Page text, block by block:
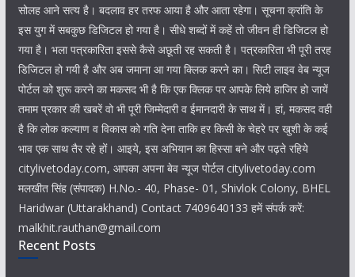
सोलह आने सत्य है। बदलाव हर तरफ आया है और आता रहेगा। सूचना क्रांति के
इस युग में सबकुछ डिजिटल हो गया है। सीधे शब्दों में कहें तो जीवन ही डिजिटल हो
गया है। भला पत्रकारिता इससे कैसे अछूती रह सकती है। पत्रकारिता भी पूरी तरह
डिजिटल हो गयी है और अब जमाना आ गया क्लिक करने का। सिटी लाइव वेब न्यूज
पोर्टल को शुरू करने का मकसद भी है कि एक क्लिक पर आपके लिये हाजिर हो जायें
तमाम प्रकार की खबरें वो भी पूरी जिम्मेदारी व ईमानदारी के साथ में। हां, मकसद वही
है कि लोक कल्याण व विकास को गति देना ताकि हर किसी के चेहरे पर खुशी के कई
भाव एक साथ तैर रहे हों। आइये, इस अभियान का हिस्सा बने और पढ़ते रहिये
citylivetoday.com, आपका अपना बेव न्यूज पोर्टल citylivetoday.com
मलखीत सिंह (संपादक) H.No.- 40, Phase- 01, Shivlok Colony, BHEL
Haridwar (Uttarakhand) Contact 7409640133 हमें संपर्क करें:
malkhit.rauthan@gmail.com
Recent Posts